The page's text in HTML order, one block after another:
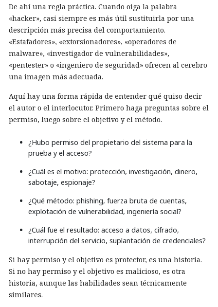
De ahí una regla práctica. Cuando oiga la palabra
«hacker», casi siempre es más útil sustituirla por una
descripción más precisa del comportamiento.
«Estafadores», «extorsionadores», «operadores de
malware», «investigador de vulnerabilidades»,
«pentester» o «ingeniero de seguridad» ofrecen al cerebro
una imagen más adecuada.
Aquí hay una forma rápida de entender qué quiso decir
el autor o el interlocutor. Primero haga preguntas sobre el
permiso, luego sobre el objetivo y el método.
¿Hubo permiso del propietario del sistema para la
prueba y el acceso?
¿Cuál es el motivo: protección, investigación, dinero,
sabotaje, espionaje?
¿Qué método: phishing, fuerza bruta de cuentas,
explotación de vulnerabilidad, ingeniería social?
¿Cuál fue el resultado: acceso a datos, cifrado,
interrupción del servicio, suplantación de credenciales?
Si hay permiso y el objetivo es protector, es una historia.
Si no hay permiso y el objetivo es malicioso, es otra
historia, aunque las habilidades sean técnicamente
similares.